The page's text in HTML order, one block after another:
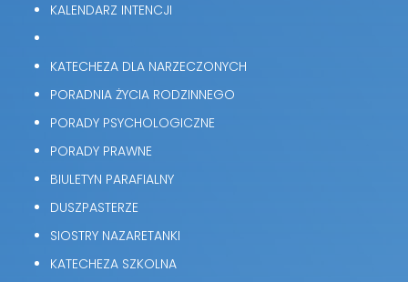
KALENDARZ INTENCJI
KATECHEZA DLA NARZECZONYCH
PORADNIA ŻYCIA RODZINNEGO
PORADY PSYCHOLOGICZNE
PORADY PRAWNE
BIULETYN PARAFIALNY
DUSZPASTERZE
SIOSTRY NAZARETANKI
KATECHEZA SZKOLNA